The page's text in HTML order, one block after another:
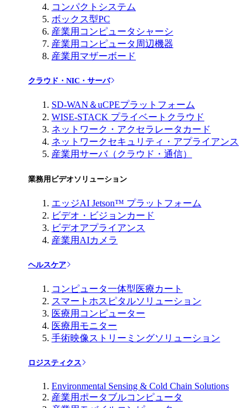
コンパクトシステム
ボックス型PC
産業用コンピュータシャーシ
産業用コンピュータ周辺機器
産業用マザーボード
クラウド・NIC・サーバ
SD-WAN＆uCPEプラットフォーム
WISE-STACK プライベートクラウド
ネットワーク・アクセラレータカード
ネットワークセキュリティ・アプライアンス
産業用サーバ（クラウド・通信）
業務用ビデオソリューション
エッジAI Jetson™ プラットフォーム
ビデオ・ビジョンカード
ビデオアプライアンス
産業用AIカメラ
ヘルスケア
コンピュータ一体型医療カート
スマートホスピタルソリューション
医療用コンピューター
医療用モニター
手術映像ストリーミングソリューション
ロジスティクス
Environmental Sensing & Cold Chain Solutions
産業用ポータブルコンピュータ